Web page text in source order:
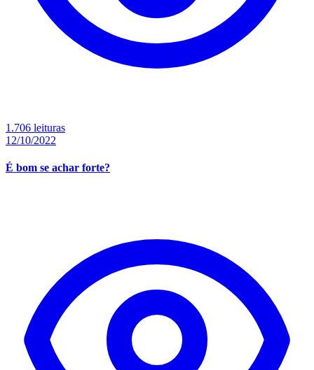
1.706 leituras
12/10/2022
É bom se achar forte?